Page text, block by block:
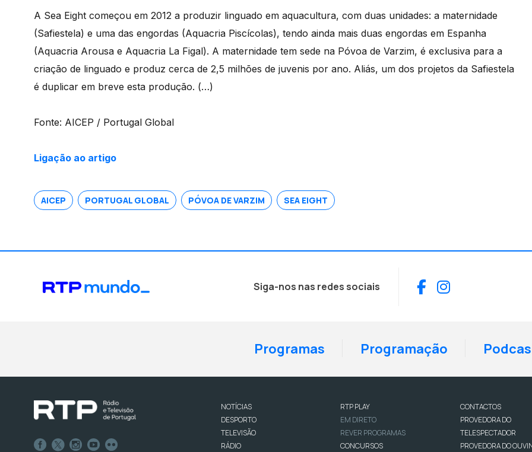
A Sea Eight começou em 2012 a produzir linguado em aquacultura, com duas unidades: a maternidade
(Safiestela) e uma das engordas (Aquacria Piscícolas), tendo ainda mais duas engordas em Espanha
(Aquacria Arousa e Aquacria La Figal). A maternidade tem sede na Póvoa de Varzim, é exclusiva para a
criação de linguado e produz cerca de 2,5 milhões de juvenis por ano. Aliás, um dos projetos da Safiestela
é duplicar em breve esta produção. (…)
Fonte: AICEP / Portugal Global
Ligação ao artigo
AICEP PORTUGAL GLOBAL PÓVOA DE VARZIM SEA EIGHT
Siga-nos nas redes sociais Facebook
Instagram
Programas Programação
NOTÍCIAS
DESPORTO
TELEVISÃO
RÁDIO
RTP PLAY
EM DIRETO
REVER PROGRAMAS
CONCURSOS
CONTACTOS
PROVEDORA DO
TELESPECTADOR
PROVEDORA DO